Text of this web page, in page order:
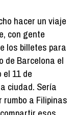
hacer un viaje
con gente
los billetes para
de Barcelona el
11 de
ciudad. Sería
a Filipinas